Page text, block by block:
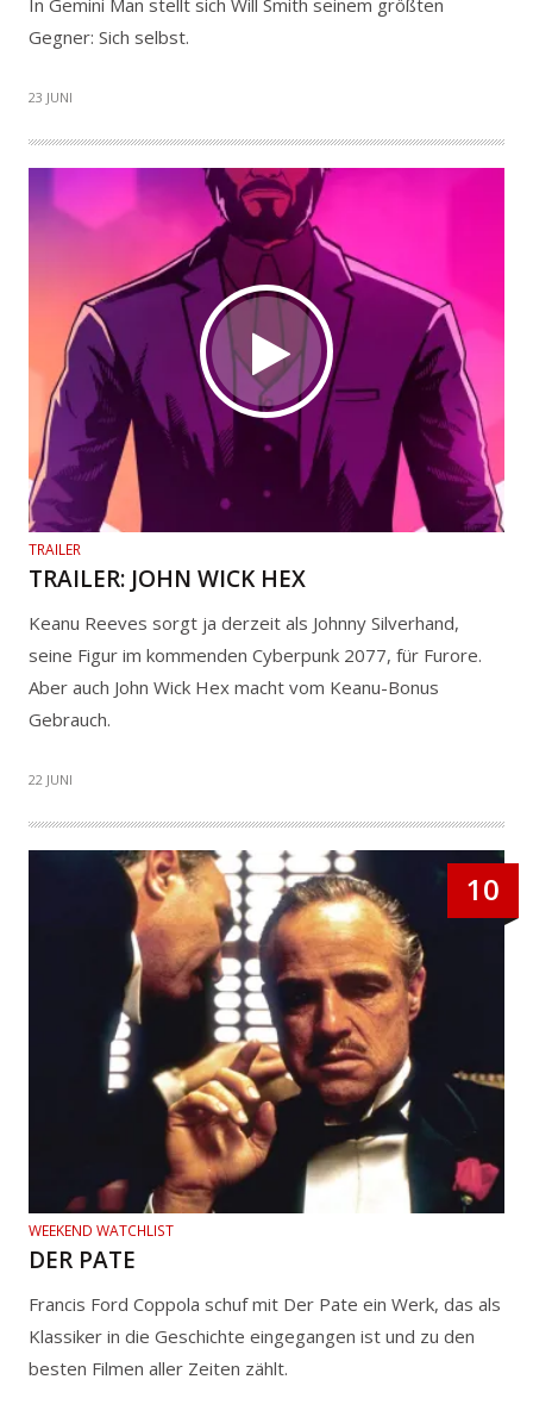
Gegner: Sich selbst.
23 JUNI
TRAILER
TRAILER: JOHN WICK HEX
Keanu Reeves sorgt ja derzeit als Johnny Silverhand,
seine Figur im kommenden Cyberpunk 2077, für Furore.
Aber auch John Wick Hex macht vom Keanu-Bonus
Gebrauch.
22 JUNI
10
WEEKEND WATCHLIST
DER PATE
Francis Ford Coppola schuf mit Der Pate ein Werk, das als
Klassiker in die Geschichte eingegangen ist und zu den
besten Filmen aller Zeiten zählt.